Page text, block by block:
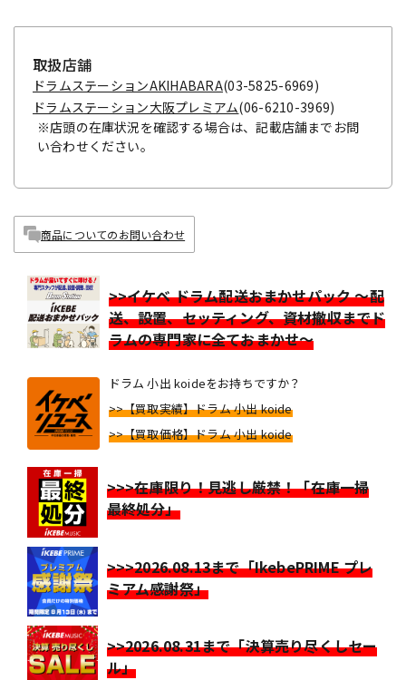
取扱店舗
ドラムステーションAKIHABARA(03-5825-6969)
ドラムステーション大阪プレミアム(06-6210-3969)
※店頭の在庫状況を確認する場合は、記載店舗までお問
い合わせください。
商品についてのお問い合わせ
>>イケベ ドラム配送おまかせパック ～配
送、設置、セッティング、資材撤収までド
ラムの専門家に全ておまかせ～
ドラム 小出 koideをお持ちですか？
>>【買取実績】ドラム 小出 koide
>>【買取価格】ドラム 小出 koide
>>>在庫限り！見逃し厳禁！「在庫一掃
最終処分」
>>>2026.08.13まで「IkebePRIME プレ
ミアム感謝祭」
>>2026.08.31まで「決算売り尽くしセー
ル」